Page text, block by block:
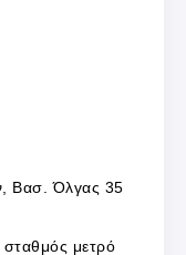
Βασ. Όλγας 35
μετρό